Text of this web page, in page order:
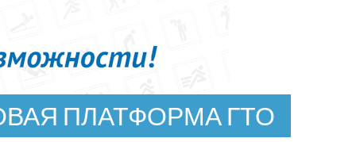
ПЛАТФОРМА ГТО